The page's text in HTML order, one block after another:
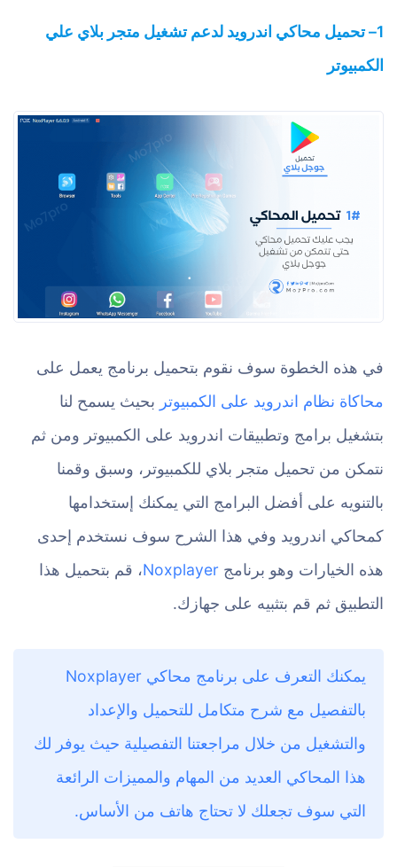
1– تحميل محاكي اندرويد لدعم تشغيل متجر بلاي علي
الكمبيوتر
في هذه الخطوة سوف نقوم بتحميل برنامج يعمل على
محاكاة نظام اندرويد على الكمبيوتر بحيث يسمح لنا
بتشغيل برامج وتطبيقات اندرويد على الكمبيوتر ومن ثم
نتمكن من تحميل متجر بلاي للكمبيوتر، وسبق وقمنا
بالتنويه على أفضل البرامج التي يمكنك إستخدامها
كمحاكي اندرويد وفي هذا الشرح سوف نستخدم إحدى
هذه الخيارات وهو برنامج Noxplayer، قم بتحميل هذا
التطبيق ثم قم بتثبيه على جهازك.
يمكنك التعرف على برنامج محاكي Noxplayer
بالتفصيل مع شرح متكامل للتحميل والإعداد
والتشغيل من خلال مراجعتنا التفصيلية حيث يوفر لك
هذا المحاكي العديد من المهام والمميزات الرائعة
التي سوف تجعلك لا تحتاج هاتف من الأساس.